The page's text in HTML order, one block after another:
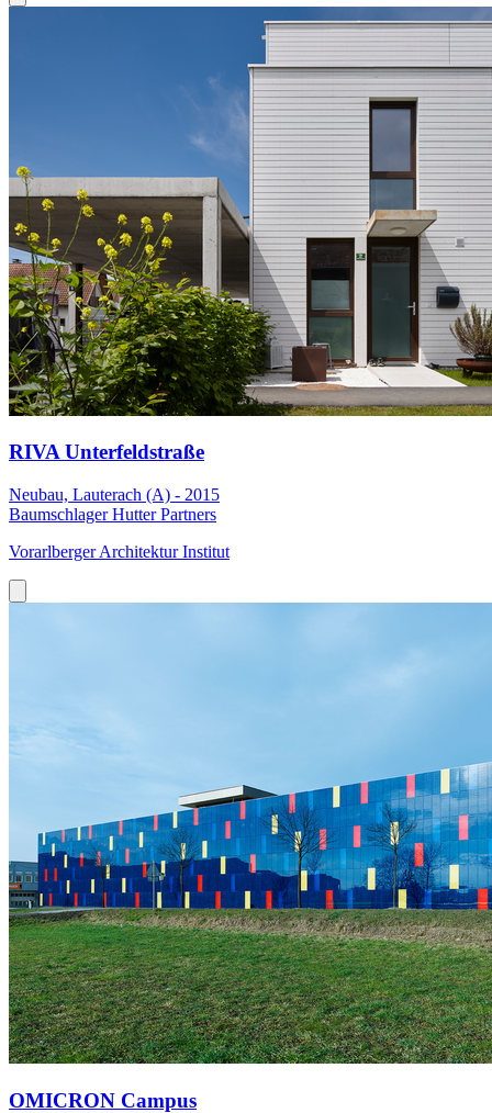
RIVA Unterfeldstraße
Neubau, Lauterach (A) - 2015
Baumschlager Hutter Partners
Vorarlberger Architektur Institut
OMICRON Campus